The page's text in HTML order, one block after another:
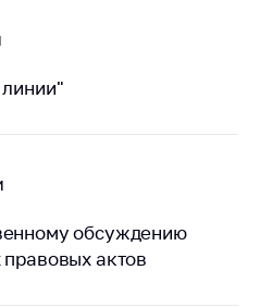
обсуждению
актов